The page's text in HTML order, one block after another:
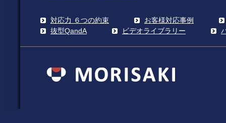
対応力 ６つの約束
お客様対応事例
抜型QandA
ビデオライブラリー